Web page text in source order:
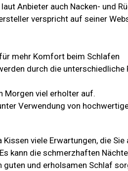
Anbieter auch Nacken- und
verspricht auf seiner
mehr Komfort beim Schlafen
durch die unterschiedliche
Morgen viel erholter auf.
Verwendung von
viele Erwartungen, die
kann die schmerzhaften
guten und erholsamen Schlaf